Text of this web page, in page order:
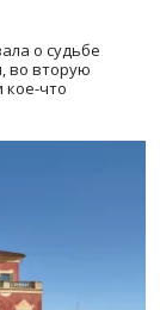
о судьбе
во вторую
кое-что